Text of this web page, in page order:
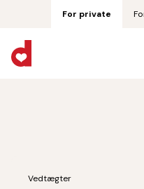
For private
Vedtægter